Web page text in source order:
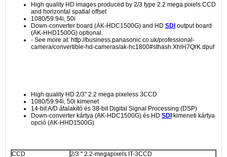
High quality HD images produced by 2/3 type 2.2 mega pixels CCD
and horizontal spatial offset
1080/59.94i, 50i
Down-converter board (AK-HDC1500G) and HD SDI output board
(AK-HHD1500G) optional.
- See more at: http://business.panasonic.co.uk/professional-
camera/convertible-hd-cameras/ak-hc1800#sthash.XhlH7QrK.dpuf
High quality HD 2/3" 2.2 mega pixeless 3CCD
1080/59.94i, 50i kimenet
14-bit A/D átalakító és 38-bit Digital Signal Processing (DSP)
Down-converter kártya (AK-HDC1500G) és HD SDI kimeneti kártya
opció (AK-HHD1500G)
CCD
2/3 " 2.2-megapixels IT-3CCD